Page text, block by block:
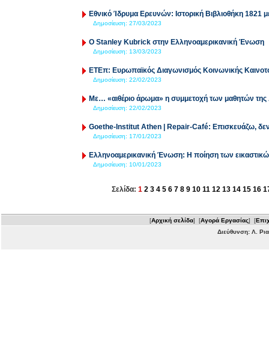
Εθνικό Ίδρυμα Ερευνών: Ιστορική Βιβλιοθήκη 1821
Δημοσίευση: 27/03/2023
O Stanley Kubrick στην Ελληνοαμερικανική Ένωση
Δημοσίευση: 13/03/2023
ΕΤΕπ: Ευρωπαϊκός Διαγωνισμός Κοινωνικής
Δημοσίευση: 22/02/2023
Με… «αιθέριο άρωμα» η συμμετοχή των μαθητών
Δημοσίευση: 22/02/2023
Goethe-Institut Athen | Repair-Café: Επισκευάζω,
Δημοσίευση: 17/01/2023
Ελληνοαμερικανική Ένωση: Η ποίηση των
Δημοσίευση: 10/01/2023
Σελίδα: 1 2 3 4 5 6 7 8 9 10 11 12 13 14 15 16
[Αρχική σελίδα] [Αγορά Εργασίας] [
Διεύθυνση: Λ.